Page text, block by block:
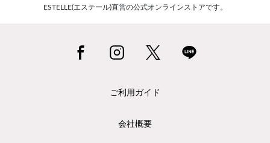
ESTELLE(エステール)直営の公式オンラインストアです。
ご利用ガイド
会社概要